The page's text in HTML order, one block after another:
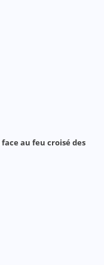
au feu croisé des